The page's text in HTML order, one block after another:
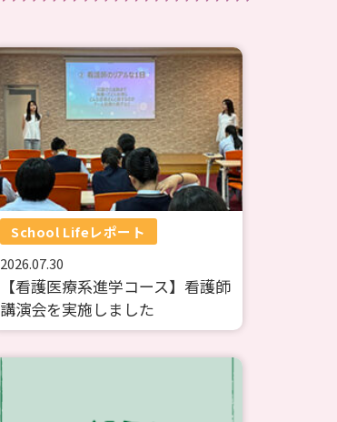
School Lifeレポート
2026.07.30
【看護医療系進学コース】看護師
講演会を実施しました